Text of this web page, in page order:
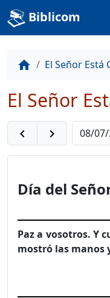
Biblicom
home El Señor Está
El Señor
navigate_before navigate_next
Día del
Paz a vosotros. Y
mostró las manos